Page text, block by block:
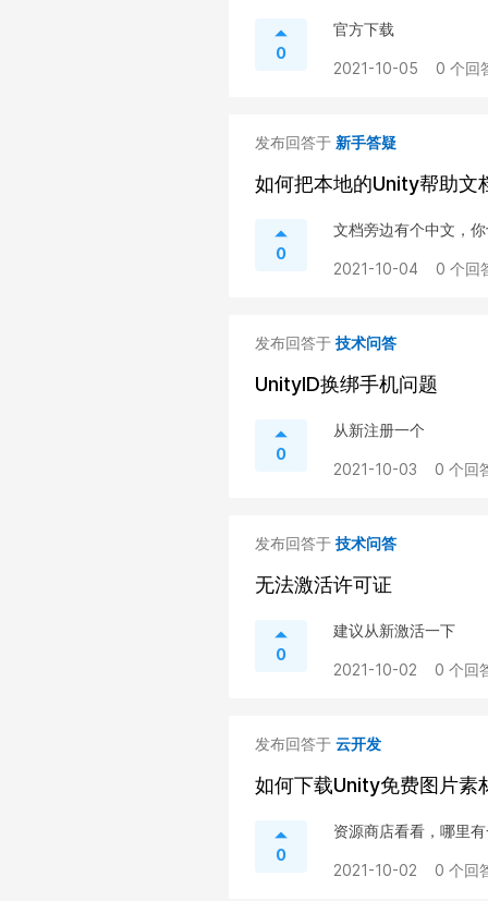
0
官方下载
2021-10-05 0 个回
发布回答于 新手答疑
如何把本地的Unity帮助文
0
文档旁边有个中文，
2021-10-04 0 个回
发布回答于 技术问答
UnityID换绑手机问题
0
从新注册一个
2021-10-03 0 个回
发布回答于 技术问答
无法激活许可证
0
建议从新激活一下
2021-10-02 0 个回
发布回答于 云开发
如何下载Unity免费图片素
0
资源商店看看，哪里
2021-10-02 0 个回